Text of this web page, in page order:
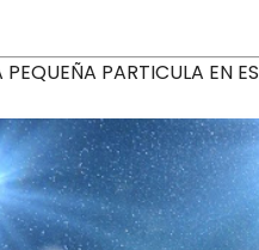
PARTICULA EN